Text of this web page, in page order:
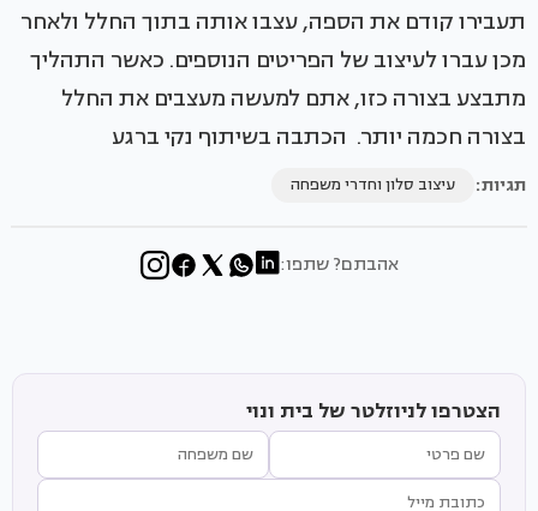
תעבירו קודם את הספה, עצבו אותה בתוך החלל ולאחר
מכן עברו לעיצוב של הפריטים הנוספים. כאשר התהליך
מתבצע בצורה כזו, אתם למעשה מעצבים את החלל
בצורה חכמה יותר. הכתבה בשיתוף נקי ברגע
תגיות: עיצוב סלון וחדרי משפחה
אהבתם? שתפו:
הצטרפו לניוזלטר של בית ונוי